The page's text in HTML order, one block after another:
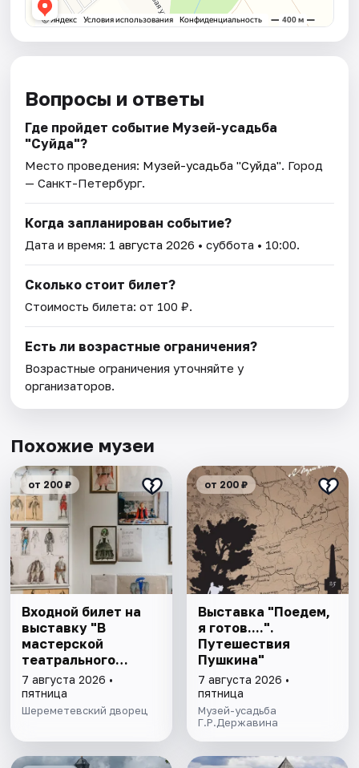
Вопросы и ответы
Где пройдет событие Музей-усадьба
"Суйда"?
Место проведения: Музей-усадьба "Суйда". Город
— Санкт-Петербург.
Когда запланирован событие?
Дата и время: 1 августа 2026 • суббота • 10:00.
Сколько стоит билет?
Стоимость билета: от 100 ₽.
Есть ли возрастные ограничения?
Возрастные ограничения уточняйте у
организаторов.
Похожие музеи
от 200 ₽
Входной билет на
выставку "В
мастерской
театрального
художника"
7 августа 2026 •
пятница
Шереметевский дворец
от 200 ₽
Выставка "Поедем,
я готов....".
Путешествия
Пушкина"
7 августа 2026 •
пятница
Музей-усадьба
Г.Р.Державина